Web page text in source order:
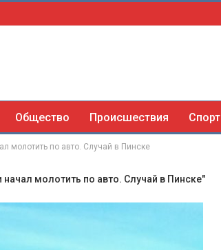
Общество Происшествия Спорт
молотить по авто. Случай в Пинске
начал молотить по авто. Случай в Пинске"